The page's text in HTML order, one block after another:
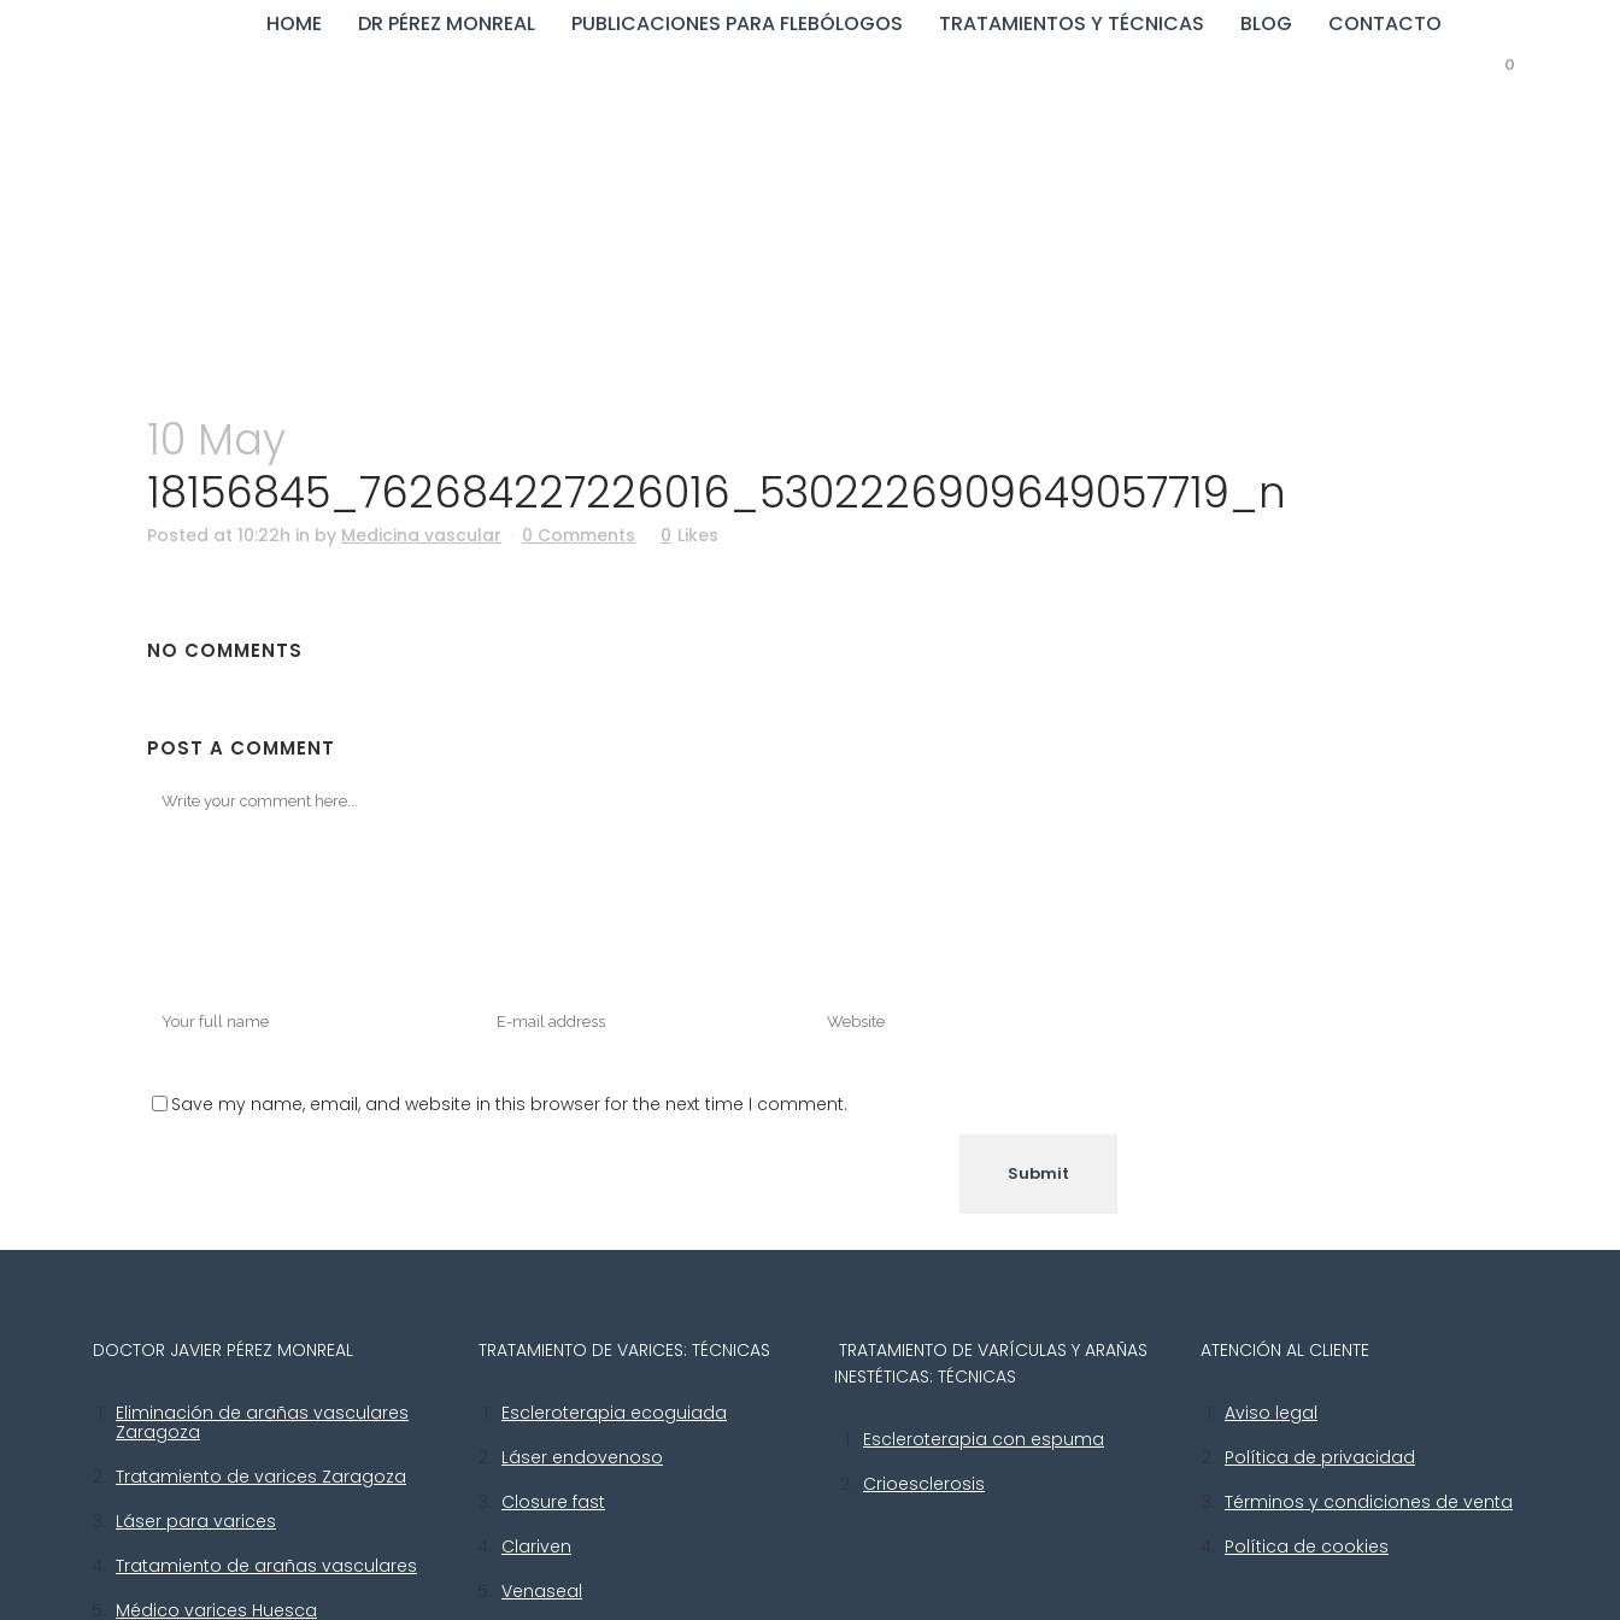
0
HOME DR PÉREZ MONREAL PUBLICACIONES PARA FLEBÓLOGOS TRATAMIENTOS Y TÉCNICAS BLOG CONTACTO
10 May
18156845_762684227226016_5302226909649057719_n
Posted at 10:22h in by Medicina vascular 0 Comments 0 Likes
NO COMMENTS
POST A COMMENT
Save my name, email, and website in this browser for the next time I comment.
DOCTOR JAVIER PÉREZ MONREAL
Eliminación de arañas vasculares
Zaragoza
Tratamiento de varices Zaragoza
Láser para varices
Tratamiento de arañas vasculares
Médico varices Huesca
TRATAMIENTO DE VARICES: TÉCNICAS
Escleroterapia ecoguiada
Láser endovenoso
Closure fast
Clariven
Venaseal
TRATAMIENTO DE VARÍCULAS Y ARAÑAS
INESTÉTICAS: TÉCNICAS
Escleroterapia con espuma
Crioesclerosis
ATENCIÓN AL CLIENTE
Aviso legal
Política de privacidad
Términos y condiciones de venta
Política de cookies